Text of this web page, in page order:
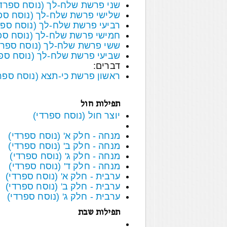
שני פרשת שלח-לך (נוסח
שלישי פרשת שלח-לך (נוסח
רביעי פרשת שלח-לך (נוסח
חמישי פרשת שלח-לך (נוסח
ששי פרשת שלח-לך (נוסח
שביעי פרשת שלח-לך (נוסח
דברים:
ראשון פרשת כי-תצא (נוסח
תפילות חול
יוצר חול (נוסח ספרדי)
מנחה - חלק א' (נוסח ספרדי)
מנחה - חלק ב' (נוסח ספרדי)
מנחה - חלק ג' (נוסח ספרדי)
מנחה - חלק ד' (נוסח ספרדי)
ערבית - חלק א' (נוסח ספרדי)
ערבית - חלק ב' (נוסח ספרדי)
ערבית - חלק ג' (נוסח ספרדי)
תפילות שבת